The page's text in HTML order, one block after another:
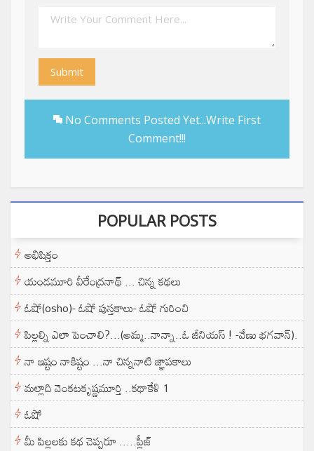
Submit
No Comments Posted Yet...Write First
Comment!!!
POPULAR POSTS
అభిషిక్తం
యండమూరి వీరేంద్రనాథ్ ... చిన్న కథలు
ఓషో(osho)- ఓషో పుస్తకాలు- ఓషో గురించి
పిల్లల్ని ఎలా పెంచాలి?...(అమ్మ..నాన్నా..ఓ జీనియస్ ! -వేణు భగవాన్).
నా ఇష్టం నాకిష్టం ...నా చిన్ననాటి జ్ఞాపకాలు
మల్లాది వెంకటకృష్ణమూర్తి ..కథాకేళి 1
ఓషో
మీ పిల్లలకు కథ చెప్పరూ .....ప్లీజ్